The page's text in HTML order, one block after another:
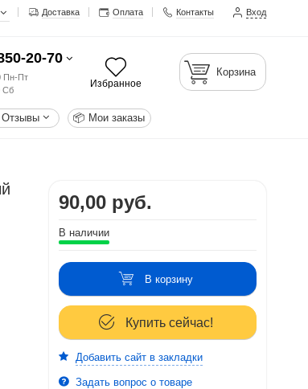
Доставка Оплата Контакты Вход
20-70
Пн-Пт
Сб
Избранное
Корзина
Отзывы 📦 Мои заказы
90,00 руб.
В наличии
В корзину
Купить сейчас!
Добавить сайт в закладки
Задать вопрос о товаре